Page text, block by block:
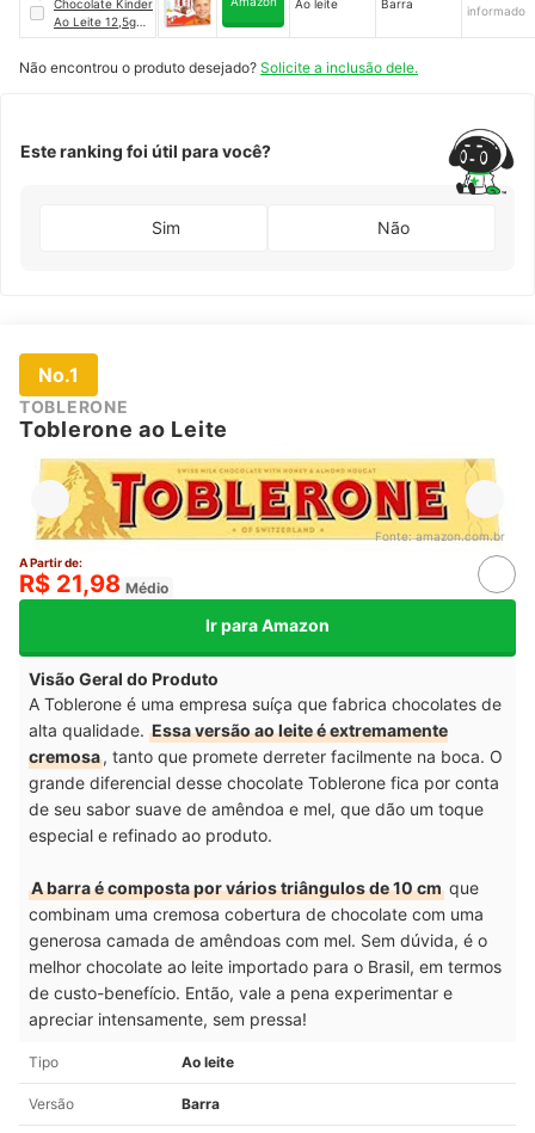
Chocolate Kinder
Ao Leite 12,5g
(24 unidades)
Ao leite Barra
informado
Não encontrou o produto desejado? Solicite a inclusão dele.
Este ranking foi útil para você?
Sim Não
No.1
TOBLERONE
Toblerone ao Leite
Fonte:amazon.com.br
A Partir de:
R$ 21,98 Médio
Ir para Amazon
Visão Geral do Produto
A Toblerone é uma empresa suíça que fabrica chocolates de
alta qualidade. Essa versão ao leite é extremamente
cremosa, tanto que promete derreter facilmente na boca. O
grande diferencial desse chocolate Toblerone fica por conta
de seu sabor suave de amêndoa e mel, que dão um toque
especial e refinado ao produto.
A barra é composta por vários triângulos de 10 cm que
combinam uma cremosa cobertura de chocolate com uma
generosa camada de amêndoas com mel. Sem dúvida, é o
melhor chocolate ao leite importado para o Brasil, em termos
de custo-benefício. Então, vale a pena experimentar e
apreciar intensamente, sem pressa!
Tipo Ao leite
Versão Barra